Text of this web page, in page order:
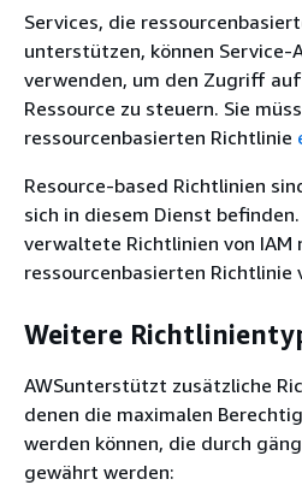
Services, die
unterstützen, können Service-
verwenden, um den Zugriff
Ressource zu steuern. Sie
ressourcenbasierten Richtlinie
Resource-based Richtlinien
sich in diesem Dienst befinden.
verwaltete Richtlinien von IAM
ressourcenbasierten Richtlinie
Weitere
AWSunterstützt zusätzliche
denen die maximalen
werden können, die durch
gewährt werden: